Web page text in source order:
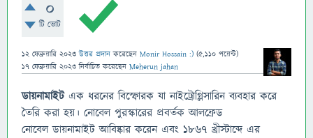
0
টি ভোট
12 ফেব্রুয়ারি 2023 উত্তর প্রদান করেছেন Monir Hossain :) (5,110 পয়েন্ট)
17 ফেব্রুয়ারি 2023 নির্বাচিত করেছেন Meherun jahan
ডায়নামাইটএক ধরনের বিস্ফোরক যা নাইট্রোগ্লিসারিন ব্যবহার করে
তৈরি করা হয়। নোবেল পুরস্কারের প্রবর্তক আলফ্রেড
নোবেল ডায়নামাইট আবিষ্কার করেন এবং ১৮৬৭ খ্রীস্টাব্দে এর